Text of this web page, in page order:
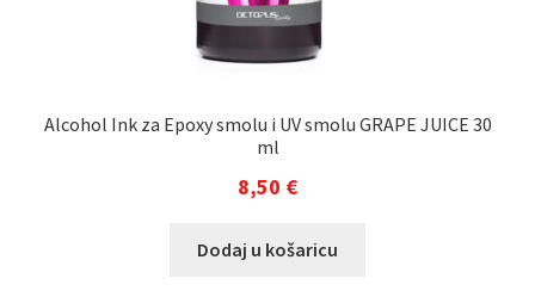
Alcohol Ink za Epoxy smolu i UV smolu GRAPE JUICE 30
ml
8,50 €
Dodaj u košaricu